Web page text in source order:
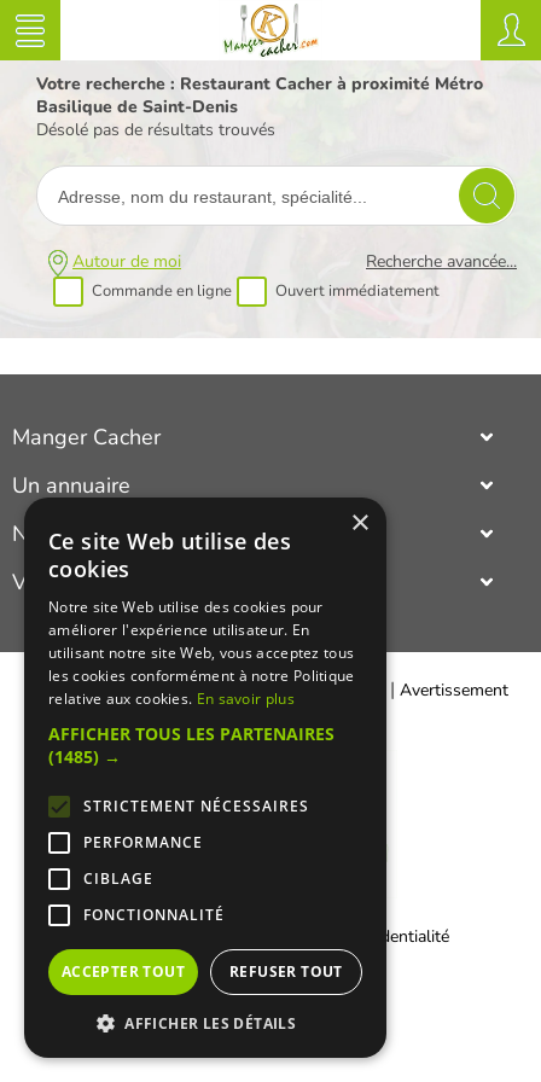
Votre recherche : Restaurant Cacher à proximité Métro
Basilique de Saint-Denis
Désolé pas de résultats trouvés
Autour de moi
Commande en ligne Ouvert immédiatement
Recherche avancée...
Manger Cacher
Cacher c'est quoi ?
Liens utiles
Qui sommes-nous ?
Presse
Recettes cachères
Un annuaire
complet et actualisé des adresses cacher Paris ou province
(restaurant cacher, épicerie cacher,traiteur cacher
Nouveautés du cacher
Le nouveau restaurant ashkenaze cacher,
oriental
cacher
israelien cacher,italien cacherou même le nouveau restaurant
cacher americain
Visualisez
en photos un restaurant cacher(restaurant casher).
Sympa de pouvoir découvrir le cadre et l'ambiance d'un
restaurant cacher!
Contacter Manger cacher
| Qui sommes-nous ? | Avertissement
Légal
Charte de confidentialité
×
Ce site Web utilise des
cookies
Notre site Web utilise des cookies pour
améliorer l'expérience utilisateur. En
utilisant notre site Web, vous acceptez tous
les cookies conformément à notre Politique
relative aux cookies. En savoir plus
AFFICHER TOUS LES PARTENAIRES
(1485) →
STRICTEMENT NÉCESSAIRES
PERFORMANCE
CIBLAGE
FONCTIONNALITÉ
ACCEPTER TOUT REFUSER TOUT
AFFICHER LES DÉTAILS